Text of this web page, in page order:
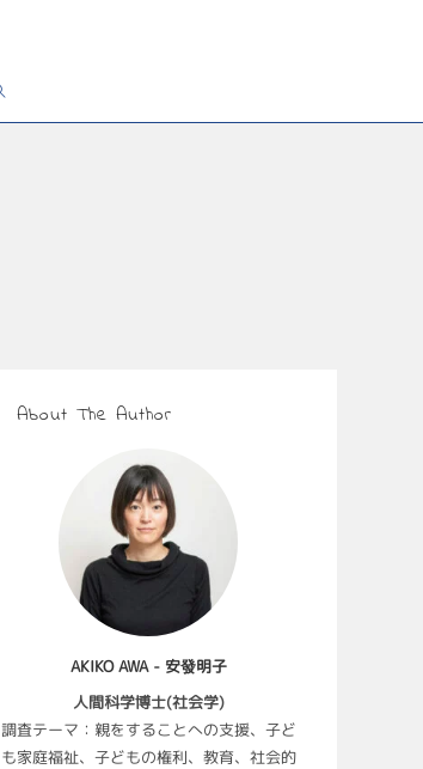
About The Author
AKIKO AWA - 安發明子
人間科学博士(社会学)
調査テーマ：親をすることへの支援、子ど
も家庭福祉、子どもの権利、教育、社会的